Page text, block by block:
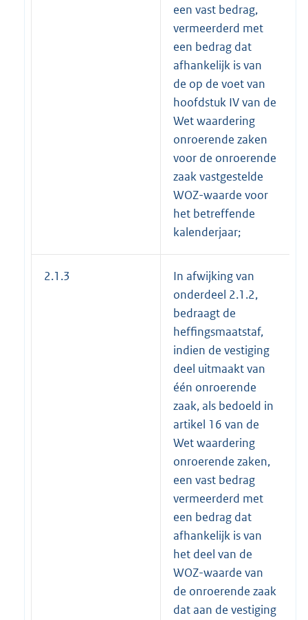
een vast bedrag,
vermeerderd met
een bedrag dat
afhankelijk is van
de op de voet van
hoofdstuk IV van de
Wet waardering
onroerende zaken
voor de onroerende
zaak vastgestelde
WOZ-waarde voor
het betreffende
kalenderjaar;
2.1.3
In afwijking van
onderdeel 2.1.2,
bedraagt de
heffingsmaatstaf,
indien de vestiging
deel uitmaakt van
één onroerende
zaak, als bedoeld in
artikel 16 van de
Wet waardering
onroerende zaken,
een vast bedrag
vermeerderd met
een bedrag dat
afhankelijk is van
het deel van de
WOZ-waarde van
de onroerende zaak
dat aan de vestiging